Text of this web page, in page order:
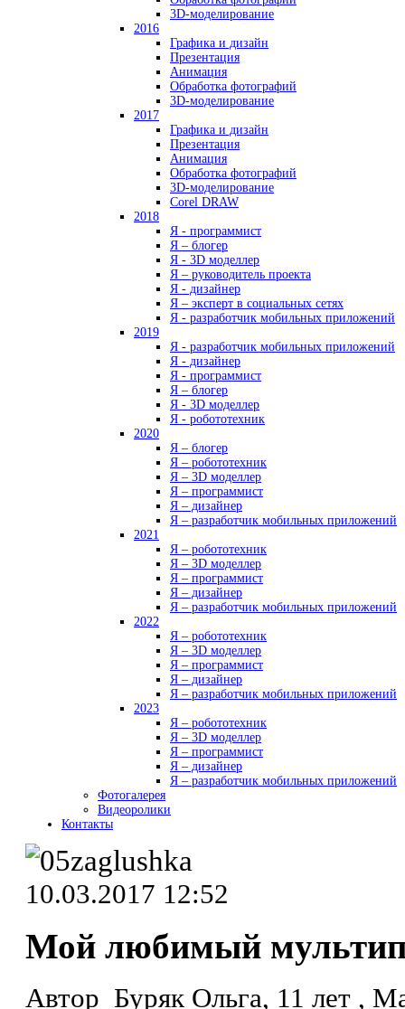
3D-моделирование
2016
Графика и дизайн
Презентация
Анимация
Обработка фотографий
3D-моделирование
2017
Графика и дизайн
Презентация
Анимация
Обработка фотографий
3D-моделирование
Corel DRAW
2018
Я - программист
Я – блогер
Я - 3D моделлер
Я – руководитель проекта
Я - дизайнер
Я – эксперт в социальных сетях
Я - разработчик мобильных приложений
2019
Я - разработчик мобильных приложений
Я - дизайнер
Я - программист
Я – блогер
Я - 3D моделлер
Я - робототехник
2020
Я – блогер
Я – робототехник
Я – 3D моделлер
Я – программист
Я – дизайнер
Я – разработчик мобильных приложений
2021
Я – робототехник
Я – 3D моделлер
Я – программист
Я – дизайнер
Я – разработчик мобильных приложений
2022
Я – робототехник
Я – 3D моделлер
Я – программист
Я – дизайнер
Я – разработчик мобильных приложений
2023
Я – робототехник
Я – 3D моделлер
Я – программист
Я – дизайнер
Я – разработчик мобильных приложений
Фотогалерея
Видеоролики
Контакты
10.03.2017 12:52
Мой любимый
Автор Буряк Ольга, 11 лет ,